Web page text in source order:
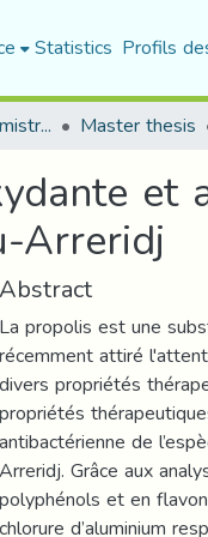
Statistics Profils
Department of Biochemistry and Microbiology Master thesis
Arreridj
Abstract
La propolis est une
récemment attiré
divers propriétés
propriétés
antibactérienne de
Arreridj. Grâce aux
polyphénols et en
chlorure d’aluminium